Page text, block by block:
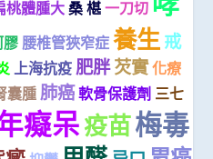
桃體腫大 桑 椹 一刀切
膠 腰椎管狹窄症 養生戒
上海抗疫 肥胖芡實化療
囊腫 肺癌軟骨保護劑 三七
癡呆疫苗梅毒